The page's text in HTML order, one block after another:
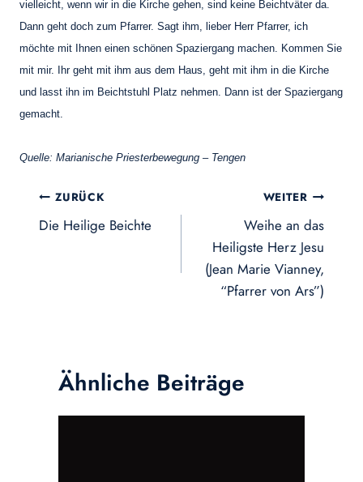
vielleicht, wenn wir in die Kirche gehen, sind keine Beichtväter da.
Dann geht doch zum Pfarrer. Sagt ihm, lieber Herr Pfarrer, ich
möchte mit Ihnen einen schönen Spaziergang machen. Kommen Sie
mit mir. Ihr geht mit ihm aus dem Haus, geht mit ihm in die Kirche
und lasst ihn im Beichtstuhl Platz nehmen. Dann ist der Spaziergang
gemacht.
Quelle: Marianische Priesterbewegung – Tengen
Beitragsnavigation
ZURÜCK
Die Heilige Beichte
WEITER
Weihe an das
Heiligste Herz Jesu
(Jean Marie Vianney,
“Pfarrer von Ars”)
Ähnliche Beiträge